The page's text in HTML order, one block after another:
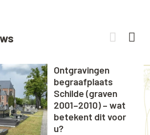
Ontgravingen
begraafplaats
Schilde (graven
2001–2010) – wat
betekent dit voor
u?